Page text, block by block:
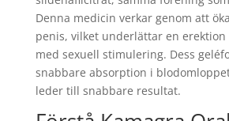
Denna medicin verkar genom att
penis, vilket underlättar en
med sexuell stimulering. Dess
snabbare absorption i
leder till snabbare resultat.